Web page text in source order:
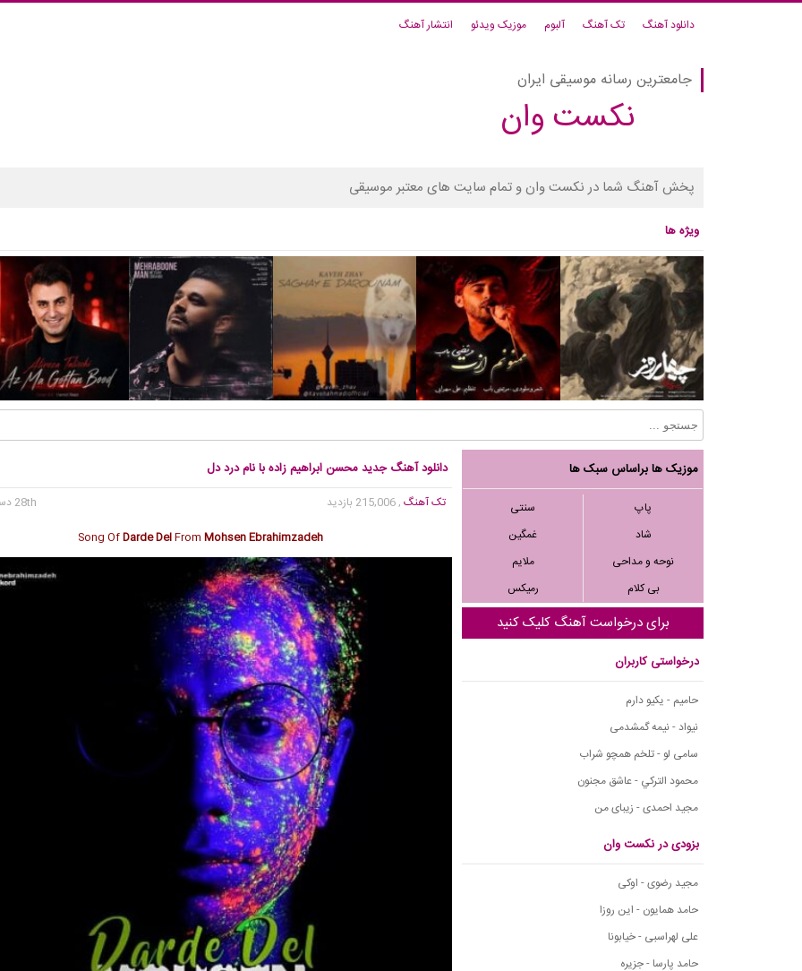
دانلود آهنگ تک آهنگ آلبوم موزیک ویدئو انتشار آهنگ
جامعترین رسانه موسیقی ایران
نکست وان
پخش آهنگ شما در نکست وان و تمام سایت های معتبر موسیقی
ویژه ها
موزیک ها براساس سبک ها
پاپ
سنتی
شاد
غمگین
نوحه و مداحی
ملایم
بی کلام
رمیکس
برای درخواست آهنگ کلیک کنید
درخواستی کاربران
حامیم - یکیو دارم
نیواد - نیمه گمشدمی
سامی لو - تلخم همچو شراب
محمود التركي - عاشق مجنون
مجید احمدی - زیبای من
بزودی در نکست وان
مجید رضوی - اوکی
حامد همایون - این روزا
علی لهراسبی - خیابونا
حامد پارسا - جزیره
دانلود آهنگ جدید محسن ابراهیم زاده با نام درد دل
تک آهنگ, 215,006 بازدید
28th دسامبر 2017
Song OfDarde DelFromMohsen Ebrahimzadeh